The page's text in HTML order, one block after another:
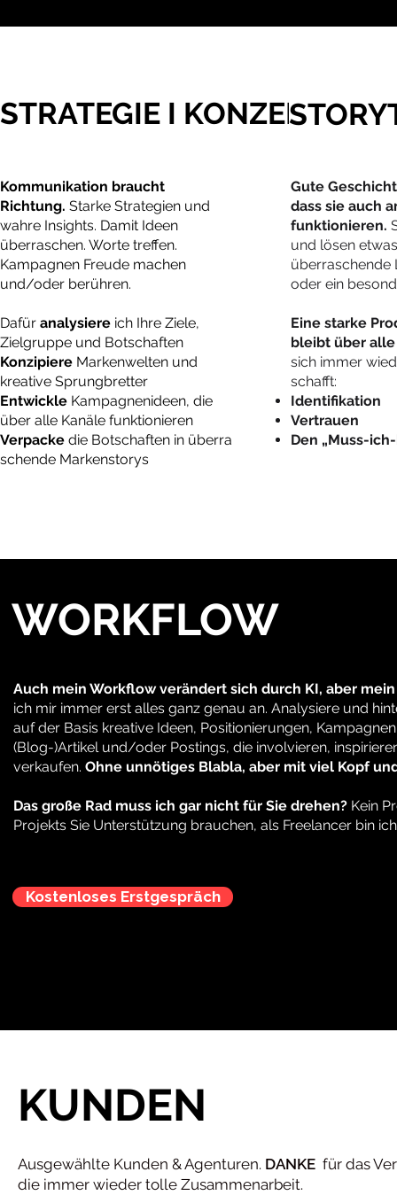
STRATEGIE I KONZEPT
Kommunikation braucht
Richtung. Starke Strategien und
wahre Insights. Damit Ideen
überraschen. Worte treffen.
Kampagnen Freude machen
und/oder berühren.
Dafür analysiere ich Ihre Ziele,
Zielgruppe und Botschaften
Konzipiere Markenwelten und
kreative Sprungbretter
Entwickle Kampagnenideen, die
über alle Kanäle funktionieren
Verpacke die Botschaften in überra
schende Markenstorys
Gute
dass sie auch
funktionieren.
und lösen
überraschende
oder ein
Eine starke
bleibt über
sich immer
schafft:
Identifikation
Vertrauen
Den „Muss-
Auch mein Workflowverändert sich durch KI, aber
ich mir immer erst alles ganz genau an. Analysiere und
auf der Basis kreative Ideen, Positionierungen,
(Blog-)Artikel und/oder Postings, die involvieren,
verkaufen. Ohne unnötiges Blabla, aber mit viel Kopf
Das große Rad muss ich gar nicht für Sie drehen? Kein
Projekts Sie Unterstützung brauchen, als Freelancer bin
WORKFLOW
Kostenloses Erstgespräch
KUNDEN
Ausgewählte Kunden & Agenturen. DANKE für das
die immer wieder tolle Zusammenarbeit.